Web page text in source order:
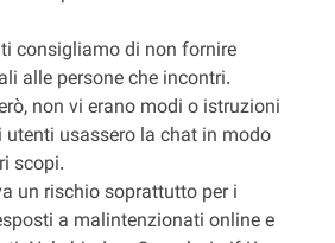
consigliamo di non fornire
alle persone che incontri.
non vi erano modi o istruzioni
utenti usassero la chat in modo
scopi.
un rischio soprattutto per i
a malintenzionati online e